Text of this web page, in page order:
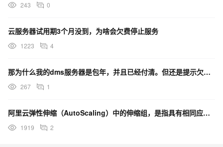
243 0
云服务器试用期3个月没到，为啥会欠费停止服务
1223 4
那为什么我的dms服务器是包年，并且已经付清。但还是提示欠费？
267 1
阿里云弹性伸缩（AutoScaling）中的伸缩组，是指具有相同应用场景的 ECS 实例集合。当用户
1919 2